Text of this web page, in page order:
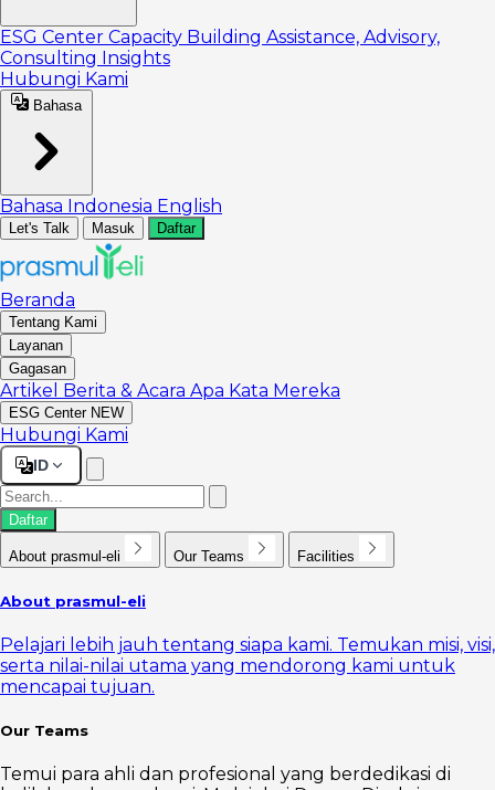
ESG Center Capacity Building Assistance, Advisory,
Consulting Insights
Hubungi Kami
Bahasa
Bahasa Indonesia English
Let's Talk Masuk Daftar
Beranda
Tentang Kami
Layanan
Gagasan
Artikel Berita & Acara Apa Kata Mereka
ESG Center NEW
Hubungi Kami
ID
Daftar
About prasmul-eli Our Teams Facilities
About prasmul-eli
Pelajari lebih jauh tentang siapa kami. Temukan misi, visi,
serta nilai-nilai utama yang mendorong kami untuk
mencapai tujuan.
Our Teams
Temui para ahli dan profesional yang berdedikasi di